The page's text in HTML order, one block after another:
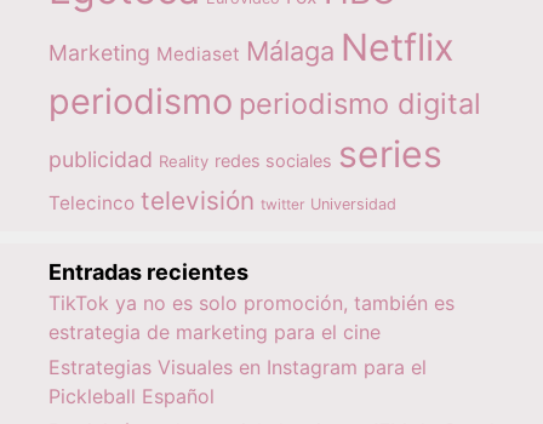
Marketing Mediaset Málaga Netflix
periodismo periodismo digital
publicidad Reality redes sociales series
Telecinco televisión twitter Universidad
Entradas recientes
TikTok ya no es solo promoción, también es
estrategia de marketing para el cine
Estrategias Visuales en Instagram para el
Pickleball Español